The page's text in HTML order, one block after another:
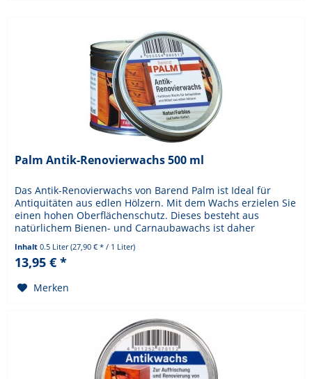
Palm Antik-Renovierwachs 500 ml
Das Antik-Renovierwachs von Barend Palm ist Ideal für
Antiquitäten aus edlen Hölzern. Mit dem Wachs erzielen Sie
einen hohen Oberflächenschutz. Dieses besteht aus
natürlichem Bienen- und Carnaubawachs ist daher
Inhalt0.5 Liter(27,90 € * / 1 Liter)
13,95 € *
Merken